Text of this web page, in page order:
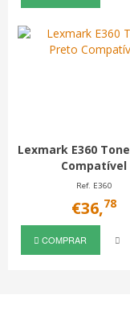
Lexmark E360
Compatível
Ref. E360
€36,78
COMPRAR